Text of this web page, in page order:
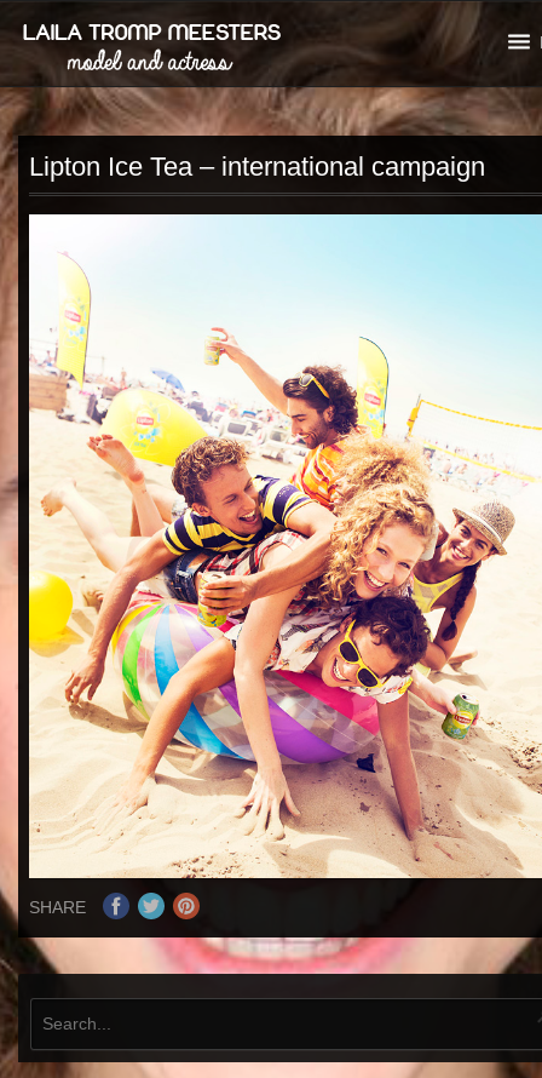
Lipton Ice Tea – international campaign
SHARE